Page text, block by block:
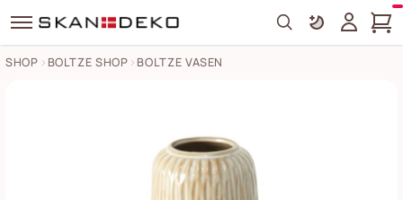
Search
SHOP BOLTZE SHOP
BOLTZE VASEN